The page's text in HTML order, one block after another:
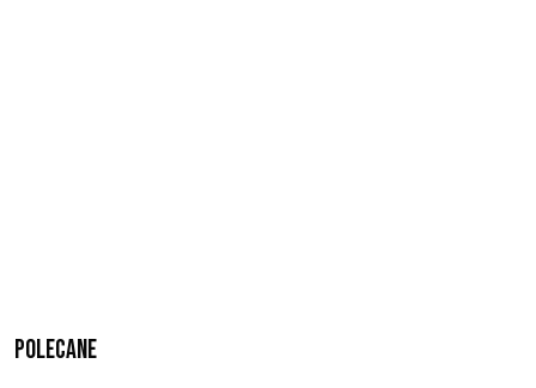
Polecane